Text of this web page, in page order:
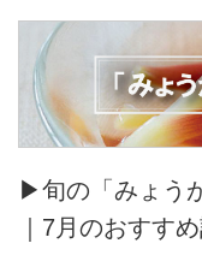
▶旬の「みょう
｜7月のおすす